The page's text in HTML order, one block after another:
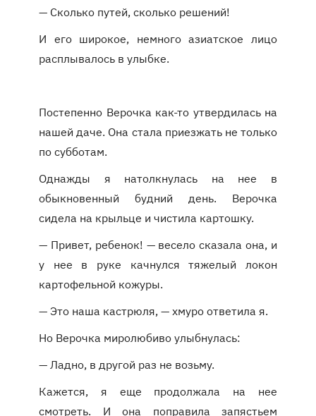
— Сколько путей, сколько решений!
И его широкое, немного азиатское лицо
расплывалось в улыбке.
Постепенно Верочка как-то утвердилась на
нашей даче. Она стала приезжать не только
по субботам.
Однажды я натолкнулась на нее в
обыкновенный будний день. Верочка
сидела на крыльце и чистила картошку.
— Привет, ребенок! — весело сказала она, и
у нее в руке качнулся тяжелый локон
картофельной кожуры.
— Это наша кастрюля, — хмуро ответила я.
Но Верочка миролюбиво улыбнулась:
— Ладно, в другой раз не возьму.
Кажется, я еще продолжала на нее
смотреть. И она поправила запястьем